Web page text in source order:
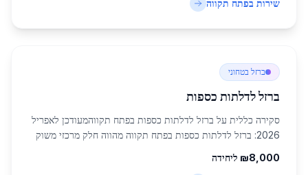
שירות בפתח תקווה
ברזל בטחוני
ברזל לדלתות כספות
סקירה כללית על ברזל לדלתות כספות בפתח תקווהמעודכן לאפריל
2026: ברזל לדלתות כספות בפתח תקווה מהווה חלק מרכזי משוק
הבנייה והצורך הגובר באמצעי אבטחה מת...
₪8,000 ליחידה